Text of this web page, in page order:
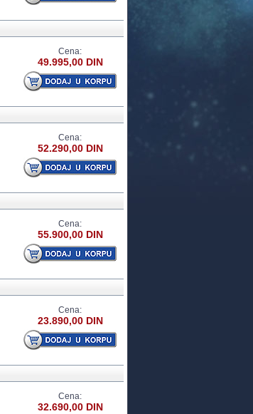
Cena:
49.995,00 DIN
Cena:
52.290,00 DIN
Cena:
55.900,00 DIN
Cena:
23.890,00 DIN
Cena:
32.690,00 DIN